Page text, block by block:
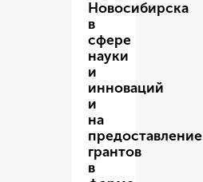
Новосибирска
в
сфере
науки
и
инноваций
и
на
предоставление
грантов
в